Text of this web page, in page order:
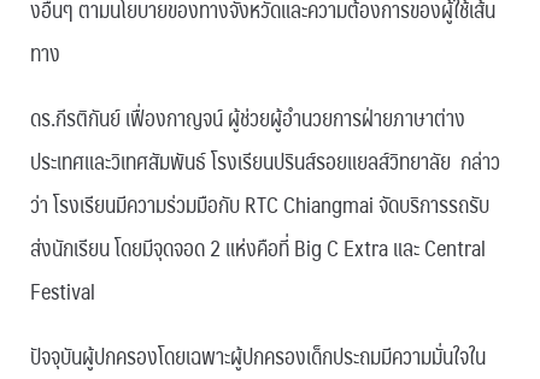
งอื่นๆ ตามนโยบายของทางจังหวัดและความต้องการของผู้ใช้เส้น
ทาง
ดร.กีรติกันย์ เฟื่องกาญจน์ ผู้ช่วยผู้อำนวยการฝ่ายภาษาต่าง
ประเทศและวิเทศสัมพันธ์ โรงเรียนปรินส์รอยแยลส์วิทยาลัย กล่าว
ว่า โรงเรียนมีความร่วมมือกับ RTC Chiangmai จัดบริการรถรับ
ส่งนักเรียน โดยมีจุดจอด 2 แห่งคือที่ Big C Extra และ Central
Festival
ปัจจุบันผู้ปกครองโดยเฉพาะผู้ปกครองเด็กประถมมีความมั่นใจใน